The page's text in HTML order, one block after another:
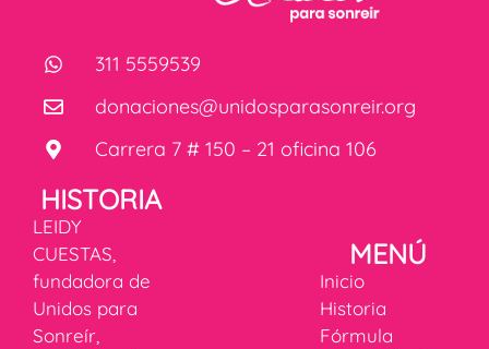
311 5559539
donaciones@unidosparasonreir.org
Carrera 7 # 150 – 21 oficina 106
HISTORIA
LEIDY
CUESTAS,
fundadora de
Unidos para
Sonreír,
MENÚ
Inicio
Historia
Fórmula